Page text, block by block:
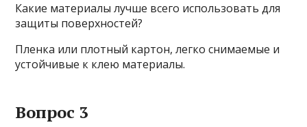
Какие материалы лучше всего использовать для
защиты поверхностей?
Пленка или плотный картон, легко снимаемые и
устойчивые к клею материалы.
Вопрос 3